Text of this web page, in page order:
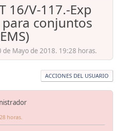
16/V-117.-Exp
para conjuntos
de Mayo de 2018. 19:28 horas.
ACCIONES DEL USUARIO
horas.